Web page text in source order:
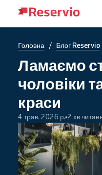
Головна / Блог Reservio
Ламаємо
чоловіки
краси
4 трав. 2026 р. 2 хв